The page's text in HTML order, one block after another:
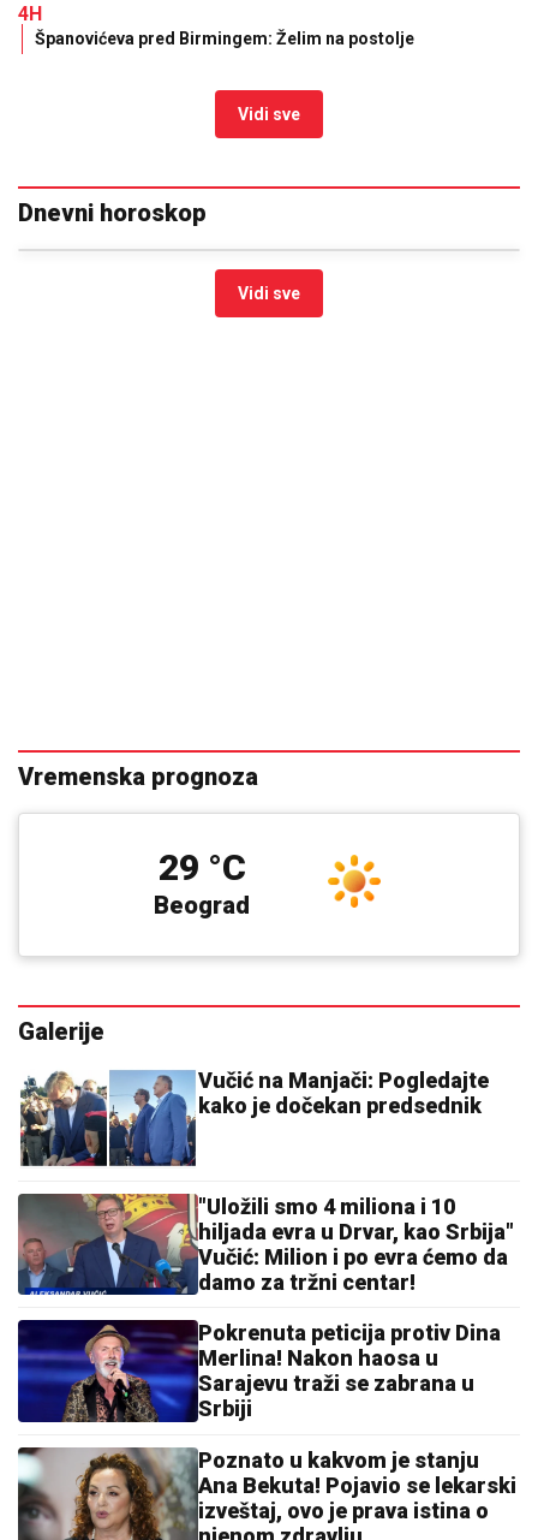
4H
Španovićeva pred Birmingem: Želim na postolje
Vidi sve
Dnevni horoskop
Vidi sve
Vremenska prognoza
Beograd
29 °C
Galerije
Vučić na Manjači: Pogledajte
kako je dočekan predsednik
"Uložili smo 4 miliona i 10
hiljada evra u Drvar, kao Srbija"
Vučić: Milion i po evra ćemo da
damo za tržni centar!
Pokrenuta peticija protiv Dina
Merlina! Nakon haosa u
Sarajevu traži se zabrana u
Srbiji
Poznato u kakvom je stanju
Ana Bekuta! Pojavio se lekarski
izveštaj, ovo je prava istina o